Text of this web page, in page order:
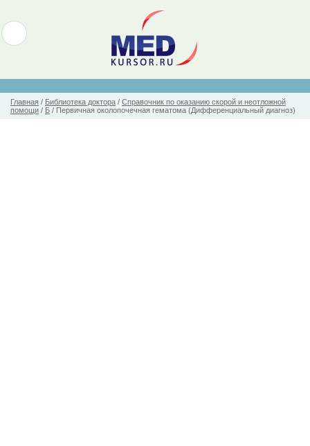
Главная / Библиотека доктора / Справочник по оказанию скорой и неотложной
помощи / Б / Первичная околопочечная гематома (Дифференциальный диагноз)